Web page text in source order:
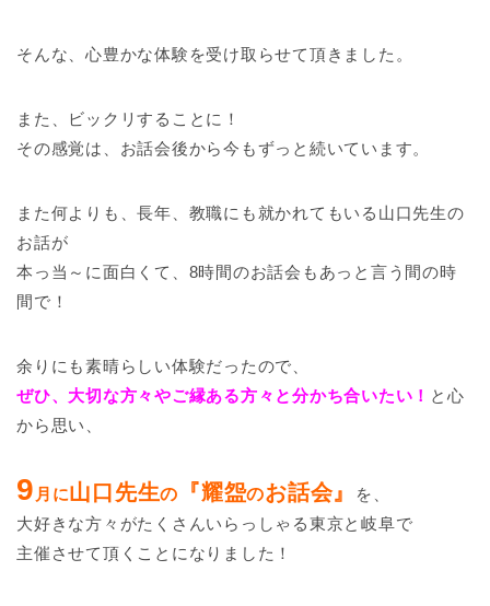
そんな、心豊かな体験を受け取らせて頂きました。
また、ビックリすることに！
その感覚は、お話会後から今もずっと続いています。
また何よりも、長年、教職にも就かれてもいる山口先生の
お話が
本っ当～に面白くて、8時間のお話会もあっと言う間の時
間で！
余りにも素晴らしい体験だったので、
ぜひ、大切な方々やご縁ある方々と分かち合いたい！ と心
から思い、
9 月に山口先生の 『耀盌のお話会』
を、
大好きな方々がたくさんいらっしゃる東京と岐阜で
主催させて頂くことになりました！